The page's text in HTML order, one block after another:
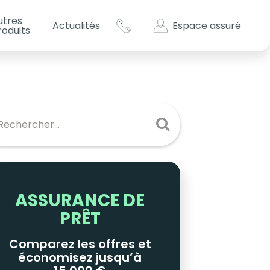
?
Actualités Espace assuré
ASSURANCE DE
PRÊT
Comparez les offres et
économisez jusqu’à